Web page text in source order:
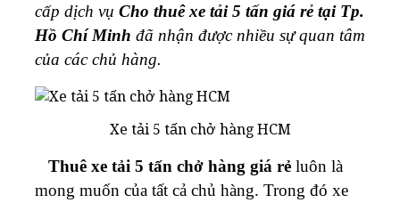
cấp dịch vụ Cho thuê xe tải 5 tấn giá rẻ tại Tp.
Hồ Chí Minh đã nhận được nhiều sự quan tâm
của các chủ hàng.
Xe tải 5 tấn chở hàng HCM
Thuê xe tải 5 tấn chở hàng giá rẻ luôn là
mong muốn của tất cả chủ hàng. Trong đó xe